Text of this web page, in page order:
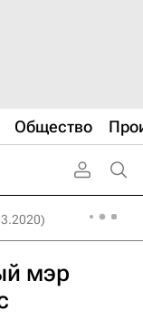
Общество
мэр